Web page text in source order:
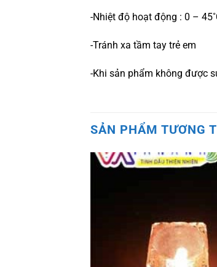
-Nhiệt độ hoạt động : 0 –
-Tránh xa tầm tay trẻ em
-Khi sản phẩm không được
SẢN PHẨM TƯƠNG